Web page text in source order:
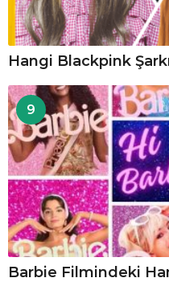
Hangi Blackpink
9
Barbie Filmindeki